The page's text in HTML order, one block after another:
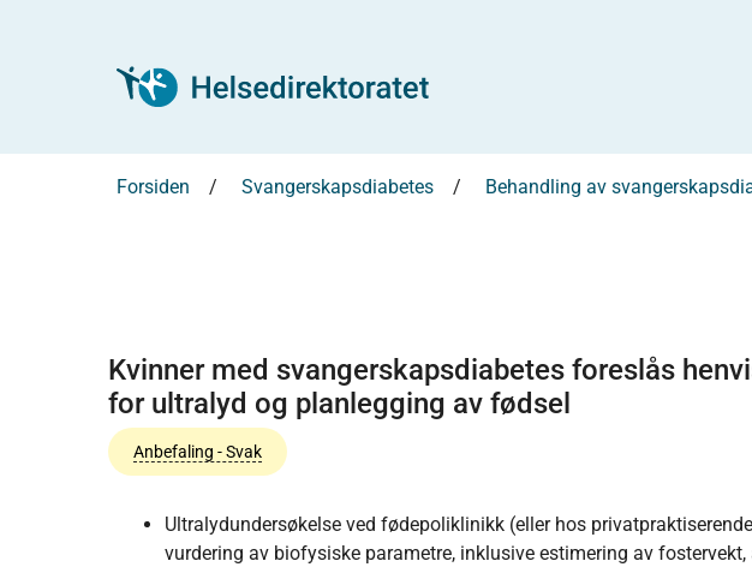
Forsiden Svangerskapsdiabetes Behandling av
Kvinner med svangerskapsdiabetes foreslås
for ultralyd og planlegging av fødsel
Anbefaling - Svak
Ultralydundersøkelse ved fødepoliklinikk (eller hos
vurdering av biofysiske parametre, inklusive estimering av